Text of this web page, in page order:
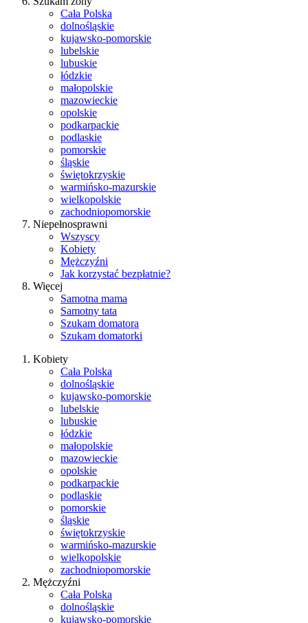
Cała Polska
dolnośląskie
kujawsko-pomorskie
lubelskie
lubuskie
łódzkie
małopolskie
mazowieckie
opolskie
podkarpackie
podlaskie
pomorskie
śląskie
świętokrzyskie
warmińsko-mazurskie
wielkopolskie
zachodniopomorskie
Niepełnosprawni
Wszyscy
Kobiety
Mężczyźni
Jak korzystać bezpłatnie?
Więcej
Samotna mama
Samotny tata
Szukam domatora
Szukam domatorki
Kobiety
Cała Polska
dolnośląskie
kujawsko-pomorskie
lubelskie
lubuskie
łódzkie
małopolskie
mazowieckie
opolskie
podkarpackie
podlaskie
pomorskie
śląskie
świętokrzyskie
warmińsko-mazurskie
wielkopolskie
zachodniopomorskie
Mężczyźni
Cała Polska
dolnośląskie
kujawsko-pomorskie